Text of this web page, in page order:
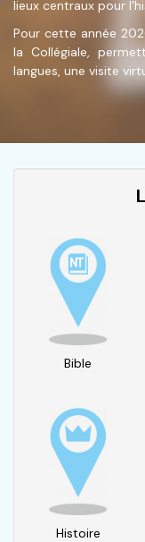
lieux centraux pour
Pour cette année
la Collégiale,
langues, une visite
Bible
Histoire